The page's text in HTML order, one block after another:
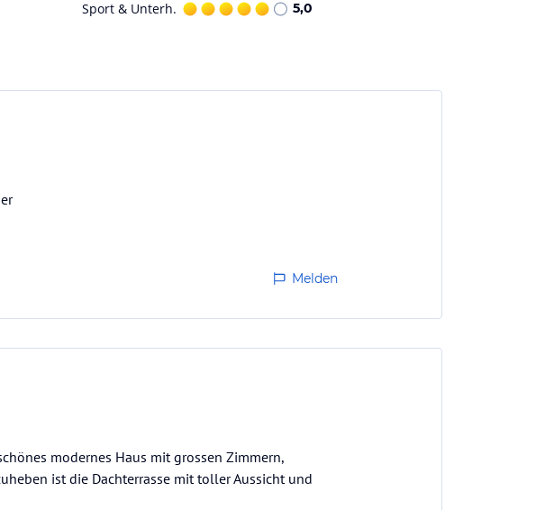
Sport & Unterh. 5,0
Melden
modernes Haus mit grossen Zimmern,
ist die Dachterrasse mit toller Aussicht und